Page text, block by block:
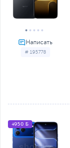
# 195778
+950 Б